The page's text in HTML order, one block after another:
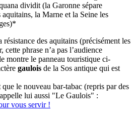
dividit (la Garonne sépare
aquitains, la Marne et la Seine les
des aquitains (précisément les
cette phrase n’a pas l’audience
montre le panneau touristique ci-
gaulois de la Sos antique qui est
le nouveau bar-tabac (repris par des
lui aussi "Le Gaulois" :
vous servir !